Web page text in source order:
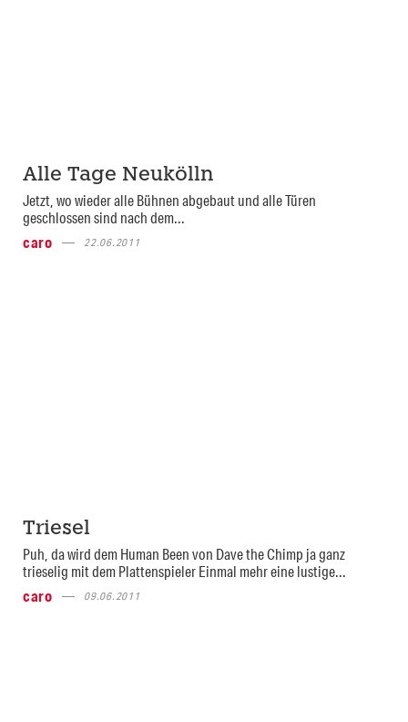
Alle Tage Neukölln
Jetzt, wo wieder alle Bühnen abgebaut und alle Türen
geschlossen sind nach dem...
caro
22.06.2011
Triesel
Puh, da wird dem Human Been von Dave the Chimp ja ganz
trieselig mit dem Plattenspieler Einmal mehr eine lustige...
caro
09.06.2011